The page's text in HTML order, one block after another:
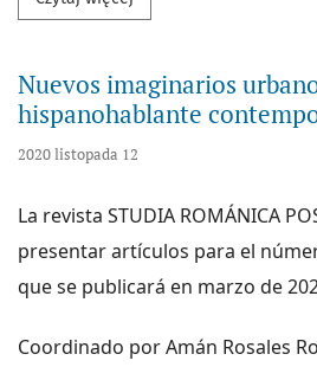
Nuevos imaginarios
hispanohablante
2020 listopada 12
La revista STUDIA ROMÁNICA
presentar artículos para el
que se publicará en marzo de
Coordinado por Amán Rosales